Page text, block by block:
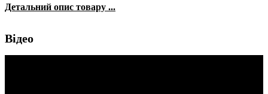
Детальний опис товару ...
Відео